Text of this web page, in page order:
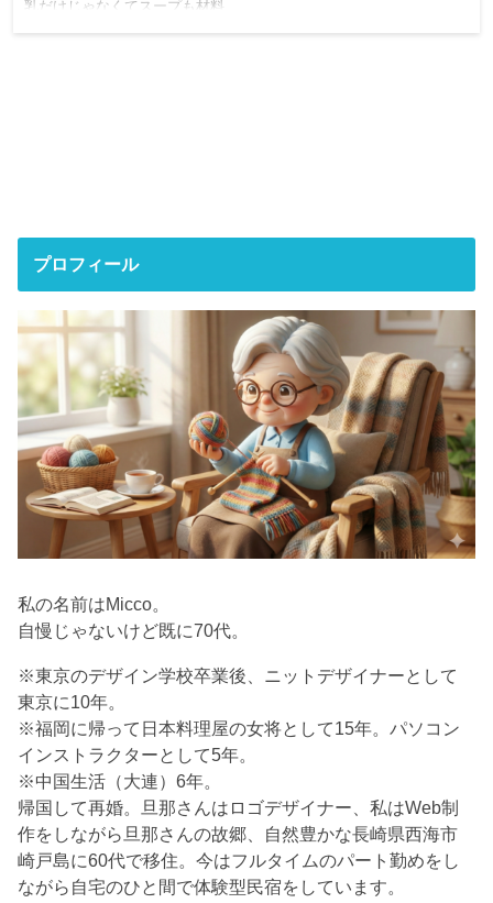
乳だけじゃなくてスープも材料…
プロフィール
私の名前はMicco。
自慢じゃないけど既に70代。
※東京のデザイン学校卒業後、ニットデザイナーとして
東京に10年。
※福岡に帰って日本料理屋の女将として15年。パソコン
インストラクターとして5年。
※中国生活（大連）6年。
帰国して再婚。旦那さんはロゴデザイナー、私はWeb制
作をしながら旦那さんの故郷、自然豊かな長崎県西海市
崎戸島に60代で移住。今はフルタイムのパート勤めをし
ながら自宅のひと間で体験型民宿をしています。